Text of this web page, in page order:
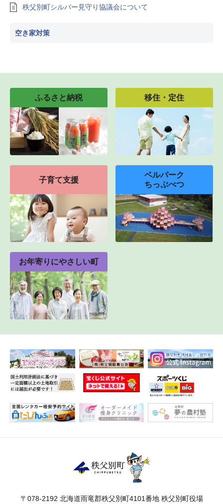
秩父別町シルバー見守り協議会について
空き家対策
ふるさと納税 移住・定住
子育て支援
ベルパーク
ちっぷべつ
お年寄りにやさしい町
〒078-2192 北海道雨竜郡秩父別町4101番地 秩父別町役場